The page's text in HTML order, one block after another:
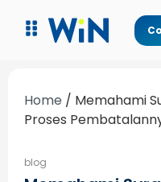
Home / Memahami
Proses
blog